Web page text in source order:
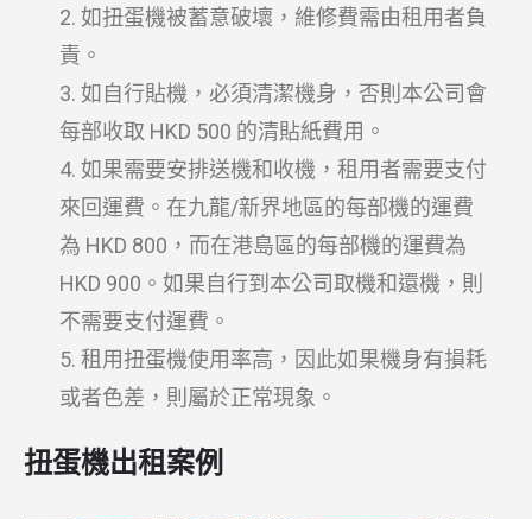
如扭蛋機被蓄意破壞，維修費需由租用者負
責。
如自行貼機，必須清潔機身，否則本公司會
每部收取 HKD 500 的清貼紙費用。
如果需要安排送機和收機，租用者需要支付
來回運費。在九龍/新界地區的每部機的運費
為 HKD 800，而在港島區的每部機的運費為
HKD 900。如果自行到本公司取機和還機，則
不需要支付運費。
租用扭蛋機使用率高，因此如果機身有損耗
或者色差，則屬於正常現象。
扭蛋機出租案例